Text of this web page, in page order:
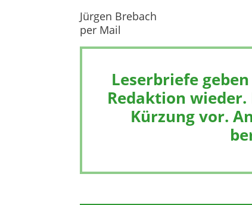
Jürgen Brebach
per Mail
Leserbriefe
Redaktion
Kürzung vor.